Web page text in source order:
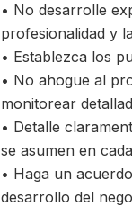
• No desarrolle
profesionalidad y
• Establezca los
• No ahogue al
monitorear
• Detalle
se asumen en
• Haga un
desarrollo del